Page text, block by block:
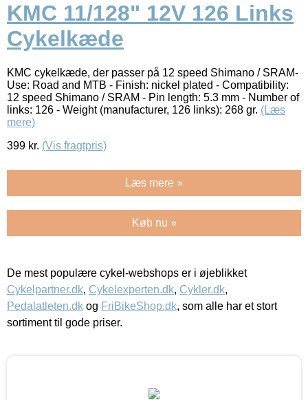
KMC 11/128" 12V 126 Links
Cykelkæde
KMC cykelkæde, der passer på 12 speed Shimano / SRAM-
Use: Road and MTB - Finish: nickel plated - Compatibility:
12 speed Shimano / SRAM - Pin length: 5.3 mm - Number of
links: 126 - Weight (manufacturer, 126 links): 268 gr. (Læs
mere)
399 kr. (Vis fragtpris)
Læs mere »
Køb nu »
De mest populære cykel-webshops er i øjeblikket
Cykelpartner.dk, Cykelexperten.dk, Cykler.dk,
Pedalatleten.dk og FriBikeShop.dk, som alle har et stort
sortiment til gode priser.